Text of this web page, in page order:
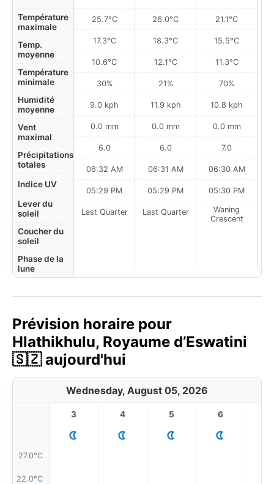
Température
maximale
Temp.
moyenne
Température
minimale
Humidité
moyenne
Vent
maximal
Précipitations
totales
Indice UV
Lever du
soleil
Coucher du
soleil
Phase de la
lune
25.7°C
17.3°C
10.6°C
30%
9.0 kph
0.0 mm
6.0
06:32 AM
05:29 PM
Last Quarter
26.0°C
18.3°C
12.1°C
21%
11.9 kph
0.0 mm
6.0
06:31 AM
05:29 PM
Last Quarter
21.1°C
15.5°C
11.3°C
70%
10.8 kph
0.0 mm
7.0
06:30 AM
05:30 PM
Waning
Crescent
Prévision horaire pour
Hlathikhulu, Royaume d’Eswatini
🇸🇿 aujourd'hui
Wednesday, August 05, 2026
27.0°C
22.0°C
3 4 5 6